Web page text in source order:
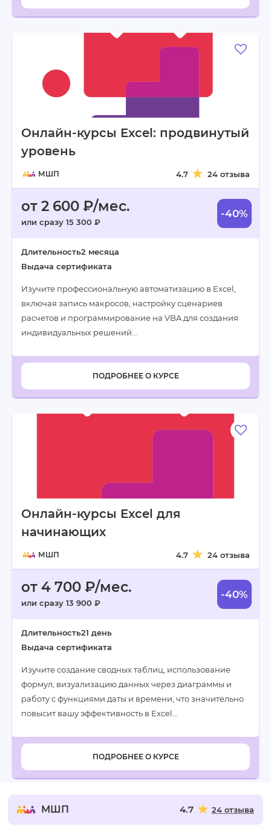
Онлайн-курсы Excel: продвинутый
уровень
МШП 4.7 24 отзыва
от 2 600 ₽/мес.
или сразу 15 300 ₽
-40%
Длительность2 месяца
Выдача сертификата
Изучите профессиональную автоматизацию в Excel,
включая запись макросов, настройку сценариев
расчетов и программирование на VBA для создания
индивидуальных решений…
ПОДРОБНЕЕ О КУРСЕ
Онлайн-курсы Excel для
начинающих
МШП 4.7 24 отзыва
от 4 700 ₽/мес.
или сразу 13 900 ₽
-40%
Длительность21 день
Выдача сертификата
Изучите создание сводных таблиц, использование
формул, визуализацию данных через диаграммы и
работу с функциями даты и времени, что значительно
повысит вашу эффективность в Excel…
ПОДРОБНЕЕ О КУРСЕ
МШП 4.7 24 отзыва